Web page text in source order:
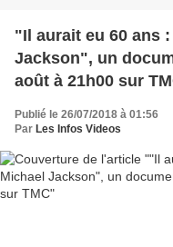
"Il aurait eu 60 ans
Jackson", un
août à 21h00 sur
Publié le 26/07/2018 à 01:56
Par Les Infos Videos